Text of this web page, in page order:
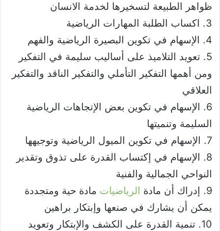
ظواهر الطبيعة لتسخيرها لخدمة الانسان
3. اكساب الطلبة المهارات الرياضية
4. الإسهام في تكوين البصيرة الرياضية والفهم
5. تعويد التلاميذ على أساليب سليمة في التفكير
ومن أهمها التفكير التأملي والتفكير الناقد والتفكير
العلاقي
6. الإسهام في تكوين بعض الإتجاهات الرياضية
السليمة وتنميتها
7. الإسهام في تكوين الميول الرياضية وتوجيهها
8. الإسهام في إكتساب القدرة على تذوق وتقدير
النواحي الجمالية والفنية
9. إدراك أن مادة
الرياضيات مادة حية ومتجددة
يمكن أن يشارك في صنعها وإبتكار براهين
10. تنمية القدرة على الكشف والإبتكار وتعويد